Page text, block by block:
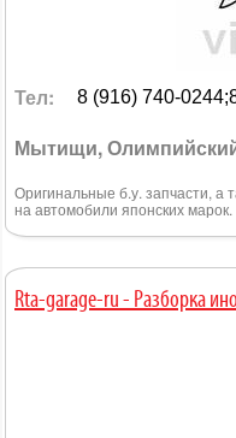
Тел: 8 (916) 740-
Мытищи,
Оригинальные б.у. запчасти, а
на автомобили японских марок.
Rta-garage-ru - Разборка